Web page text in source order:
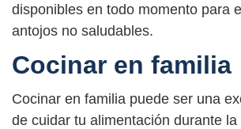
disponibles en todo momento para
antojos no saludables.
Cocinar en familia
Cocinar en familia puede ser una
de cuidar tu alimentación durante la